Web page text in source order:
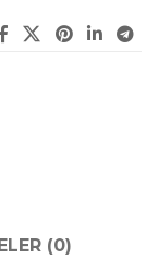
(0)